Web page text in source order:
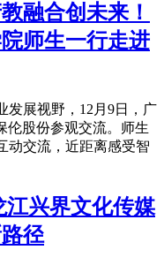
融合创未来！
师生一行走进
发展视野，12月9日，广
伦股份参观交流。师生
动交流，近距离感受智
江兴界文化传媒
径